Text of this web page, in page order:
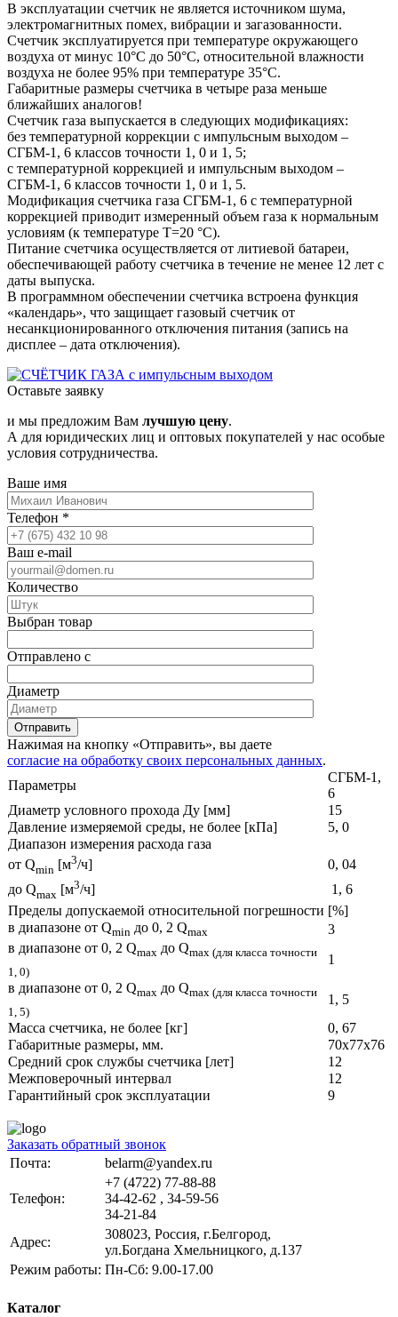
В эксплуатации счетчик не является источником шума,
электромагнитных помех, вибрации и загазованности.
Счетчик эксплуатируется при температуре окружающего
воздуха от минус 10°С до 50°С, относительной влажности
воздуха не более 95% при температуре 35°С.
Габаритные размеры счетчика в четыре раза меньше
ближайших аналогов!
Счетчик газа выпускается в следующих модификациях:
без температурной коррекции с импульсным выходом –
СГБМ-1, 6 классов точности 1, 0 и 1, 5;
с температурной коррекцией и импульсным выходом –
СГБМ-1, 6 классов точности 1, 0 и 1, 5.
Модификация счетчика газа СГБМ-1, 6 с температурной
коррекцией приводит измеренный объем газа к нормальным
условиям (к температуре Т=20 °С).
Питание счетчика осуществляется от литиевой батареи,
обеспечивающей работу счетчика в течение не менее 12 лет с
даты выпуска.
В программном обеспечении счетчика встроена функция
«календарь», что защищает газовый счетчик от
несанкционированного отключения питания (запись на
дисплее – дата отключения).
Оставьте заявку
и мы предложим Вам лучшую цену.
А для юридических лиц и оптовых покупателей у нас особые
условия сотрудничества.
Ваше имя
Телефон *
Ваш e-mail
Количество
Выбран товар
Отправлено с
Диаметр
Отправить
Нажимая на кнопку «Отправить», вы даете
согласие на обработку своих персональных данных.
Параметры
СГБМ-1,
6
Диаметр условного прохода Ду [мм]
15
Давление измеряемой среды, не более [кПа]
5, 0
Диапазон измерения расхода газа
от Qmin [м3/ч]
0, 04
до Qmax [м3/ч]
1, 6
Пределы допускаемой относительной погрешности [%]
в диапазоне от Qmin до 0, 2 Qmax
3
в диапазоне от 0, 2 Qmax до Qmax (для класса точности
1, 0)
1
в диапазоне от 0, 2 Qmax до Qmax (для класса точности
1, 5)
1, 5
Масса счетчика, не более [кг]
0, 67
Габаритные размеры, мм.
70х77х76
Средний срок службы счетчика [лет]
12
Межповерочный интервал
12
Гарантийный срок эксплуатации
9
Заказать обратный звонок
Почта:
belarm@yandex.ru
Телефон:
+7 (4722) 77-88-88
34-42-62 , 34-59-56
34-21-84
Адрес:
308023, Россия, г.Белгород,
ул.Богдана Хмельницкого, д.137
Режим работы: Пн-Сб: 9.00-17.00
Каталог